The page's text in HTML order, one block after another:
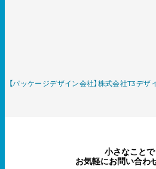
【パッケージデザイン会社】株式会社T3デザ
小さなこと
お気軽にお問い合わ